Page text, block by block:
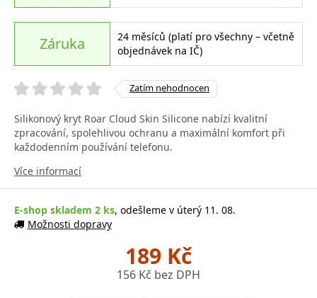
Záruka
24 měsíců (platí pro všechny – včetně
objednávek na IČ)
Zatím nehodnocen
Silikonový kryt Roar Cloud Skin Silicone nabízí kvalitní
zpracování, spolehlivou ochranu a maximální komfort při
každodenním používání telefonu.
Více informací
E-shop skladem 2 ks, odešleme v úterý 11. 08.
Možnosti dopravy
189 Kč
156 Kč bez DPH